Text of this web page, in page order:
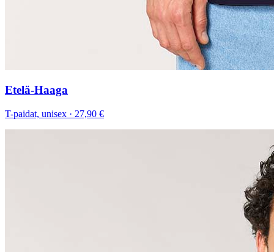
Etelä-Haaga
T-paidat, unisex · 27,90 €